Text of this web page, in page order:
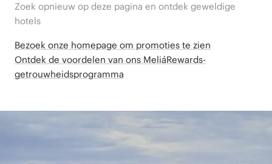
Zoek opnieuw op deze pagina en ontdek geweldige
hotels
Bezoek onze homepage om promoties te zien
Ontdek de voordelen van ons MeliáRewards-
getrouwheidsprogramma